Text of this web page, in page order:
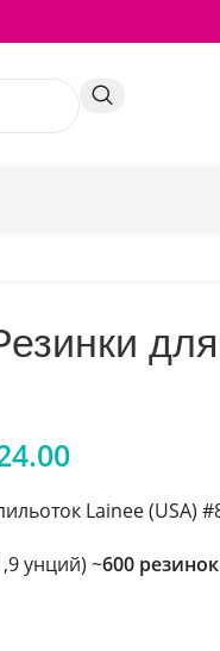
Lainee (USA)
унций) ~600 резинок